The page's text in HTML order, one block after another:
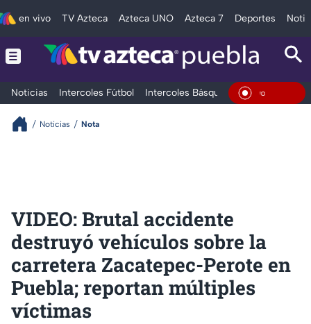
en vivo TV Azteca Azteca UNO Azteca 7 Deportes
Noticias Intercoles Fútbol Intercoles Básquetbol DeportesEn Vivo
Noticias Nota
VIDEO: Brutal accidente
destruyó vehículos sobre la
carretera Zacatepec-Perote en
Puebla; reportan múltiples
víctimas